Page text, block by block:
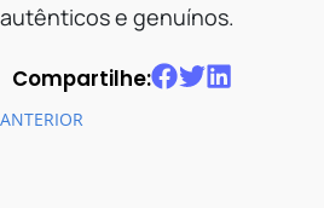
autênticos e genuínos.
Compartilhe:
ANTERIOR